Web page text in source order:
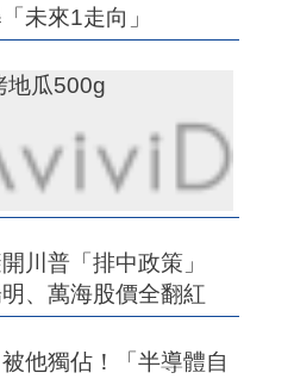
未來1走向」
地瓜500g
川普「排中政策」
、萬海股價全翻紅
他獨佔！「半導體自